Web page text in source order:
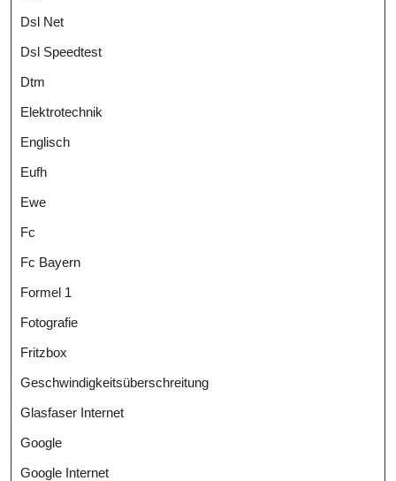
Dsl Net
Dsl Speedtest
Dtm
Elektrotechnik
Englisch
Eufh
Ewe
Fc
Fc Bayern
Formel 1
Fotografie
Fritzbox
Geschwindigkeitsüberschreitung
Glasfaser Internet
Google
Google Internet